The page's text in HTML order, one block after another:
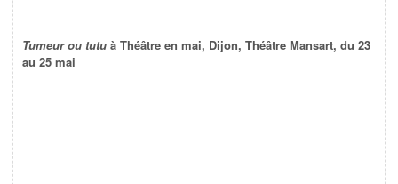
Tumeur ou tutu à Théâtre en mai, Dijon, Théâtre Mansart, du 23
au 25 mai